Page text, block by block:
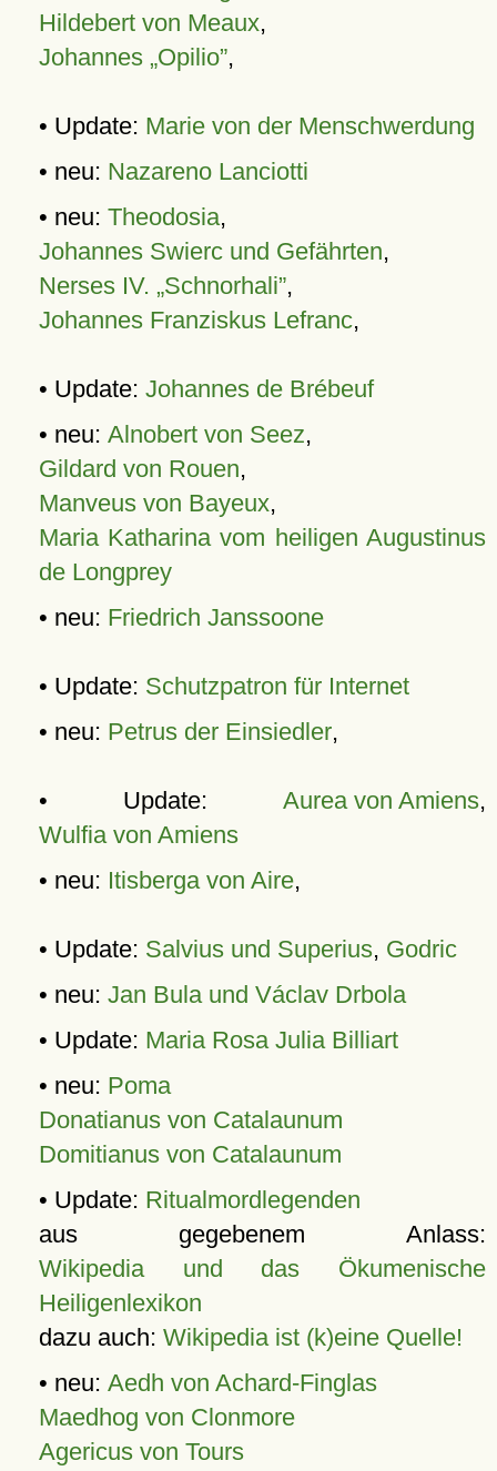
Hildebert von Meaux,
Johannes „Opilio”,
• Update: Marie von der Menschwerdung
• neu: Nazareno Lanciotti
• neu: Theodosia,
Johannes Swierc und Gefährten,
Nerses IV. „Schnorhali”,
Johannes Franziskus Lefranc,
• Update: Johannes de Brébeuf
• neu: Alnobert von Seez,
Gildard von Rouen,
Manveus von Bayeux,
Maria Katharina vom heiligen Augustinus
de Longprey
• neu: Friedrich Janssoone
• Update: Schutzpatron für Internet
• neu: Petrus der Einsiedler,
• Update: Aurea von Amiens,
Wulfia von Amiens
• neu: Itisberga von Aire,
• Update: Salvius und Superius, Godric
• neu: Jan Bula und Václav Drbola
• Update: Maria Rosa Julia Billiart
• neu: Poma
Donatianus von Catalaunum
Domitianus von Catalaunum
• Update: Ritualmordlegenden
aus gegebenem Anlass:
Wikipedia und das Ökumenische
Heiligenlexikon
dazu auch: Wikipedia ist (k)eine Quelle!
• neu: Aedh von Achard-Finglas
Maedhog von Clonmore
Agericus von Tours